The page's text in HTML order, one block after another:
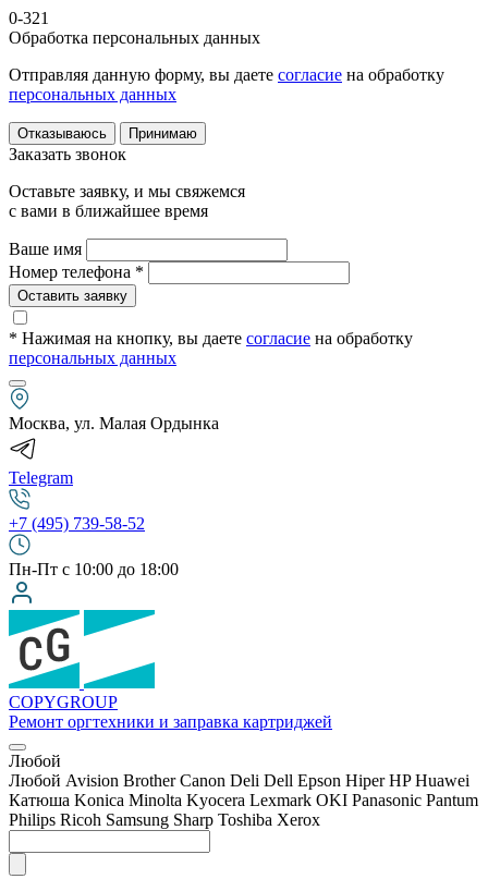
0-321
Обработка персональных данных
Отправляя данную форму, вы даете согласие на обработку
персональных данных
Отказываюсь Принимаю
Заказать звонок
Оставьте заявку, и мы свяжемся
с вами в ближайшее время
Ваше имя
Номер телефона *
Оставить заявку
* Нажимая на кнопку, вы даете согласие на обработку
персональных данных
Москва, ул. Малая Ордынка
Telegram
+7 (495) 739-58-52
Пн-Пт с 10:00 до 18:00
COPYGROUP
Ремонт оргтехники и заправка картриджей
Любой
Любой Avision Brother Canon Deli Dell Epson Hiper HP Huawei
Катюша Konica Minolta Kyocera Lexmark OKI Panasonic Pantum
Philips Ricoh Samsung Sharp Toshiba Xerox